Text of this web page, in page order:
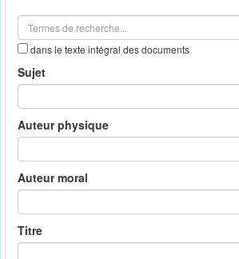
dans le texte intégral des documents
Sujet
Auteur physique
Auteur moral
Titre